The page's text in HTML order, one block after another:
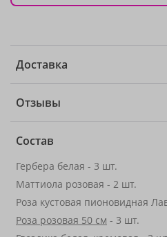
Доставка
Отзывы
Состав
Гербера белая - 3 шт.
Маттиола розовая - 2 шт.
Роза кустовая пионовидная
Роза розовая 50 см - 3 шт.